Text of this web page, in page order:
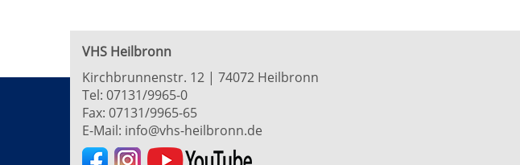
VHS Heilbronn
Kirchbrunnenstr. 12 | 74072 Heilbronn
Tel: 07131/9965-0
Fax: 07131/9965-65
E-Mail: info@vhs-heilbronn.de